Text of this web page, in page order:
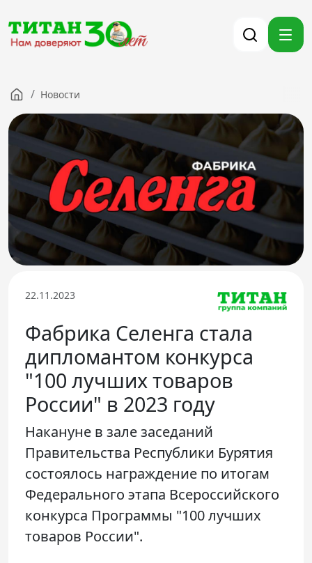
Компания
Партнерам
Тендеры
Вакансии
Новости
Контакты
Версия для слабовидящих
8 (3012) 411-099
/ Новости
22.11.2023
Фабрика Селенга стала
дипломантом конкурса
"100 лучших товаров
России" в 2023 году
Накануне в зале заседаний
Правительства Республики Бурятия
состоялось награждение по итогам
Федерального этапа Всероссийского
конкурса Программы "100 лучших
товаров России".